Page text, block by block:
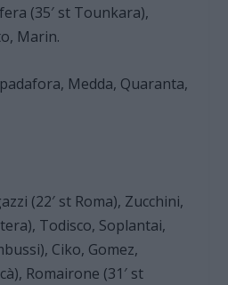
(35′ st Tounkara),
Marin.
Medda, Quaranta,
(22′ st Roma), Zucchini,
Todisco, Soplantai,
Ciko, Gomez,
Romairone (31′ st